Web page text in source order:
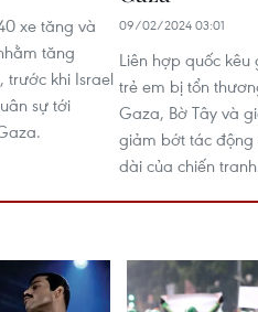
xe tăng và
tăng
trước khi Israel
sự tới
09/02/2024 03:01
Liên hợp quốc
trẻ em bị tổn
Gaza, Bờ Tây và
giảm bớt tác
dài của chiến